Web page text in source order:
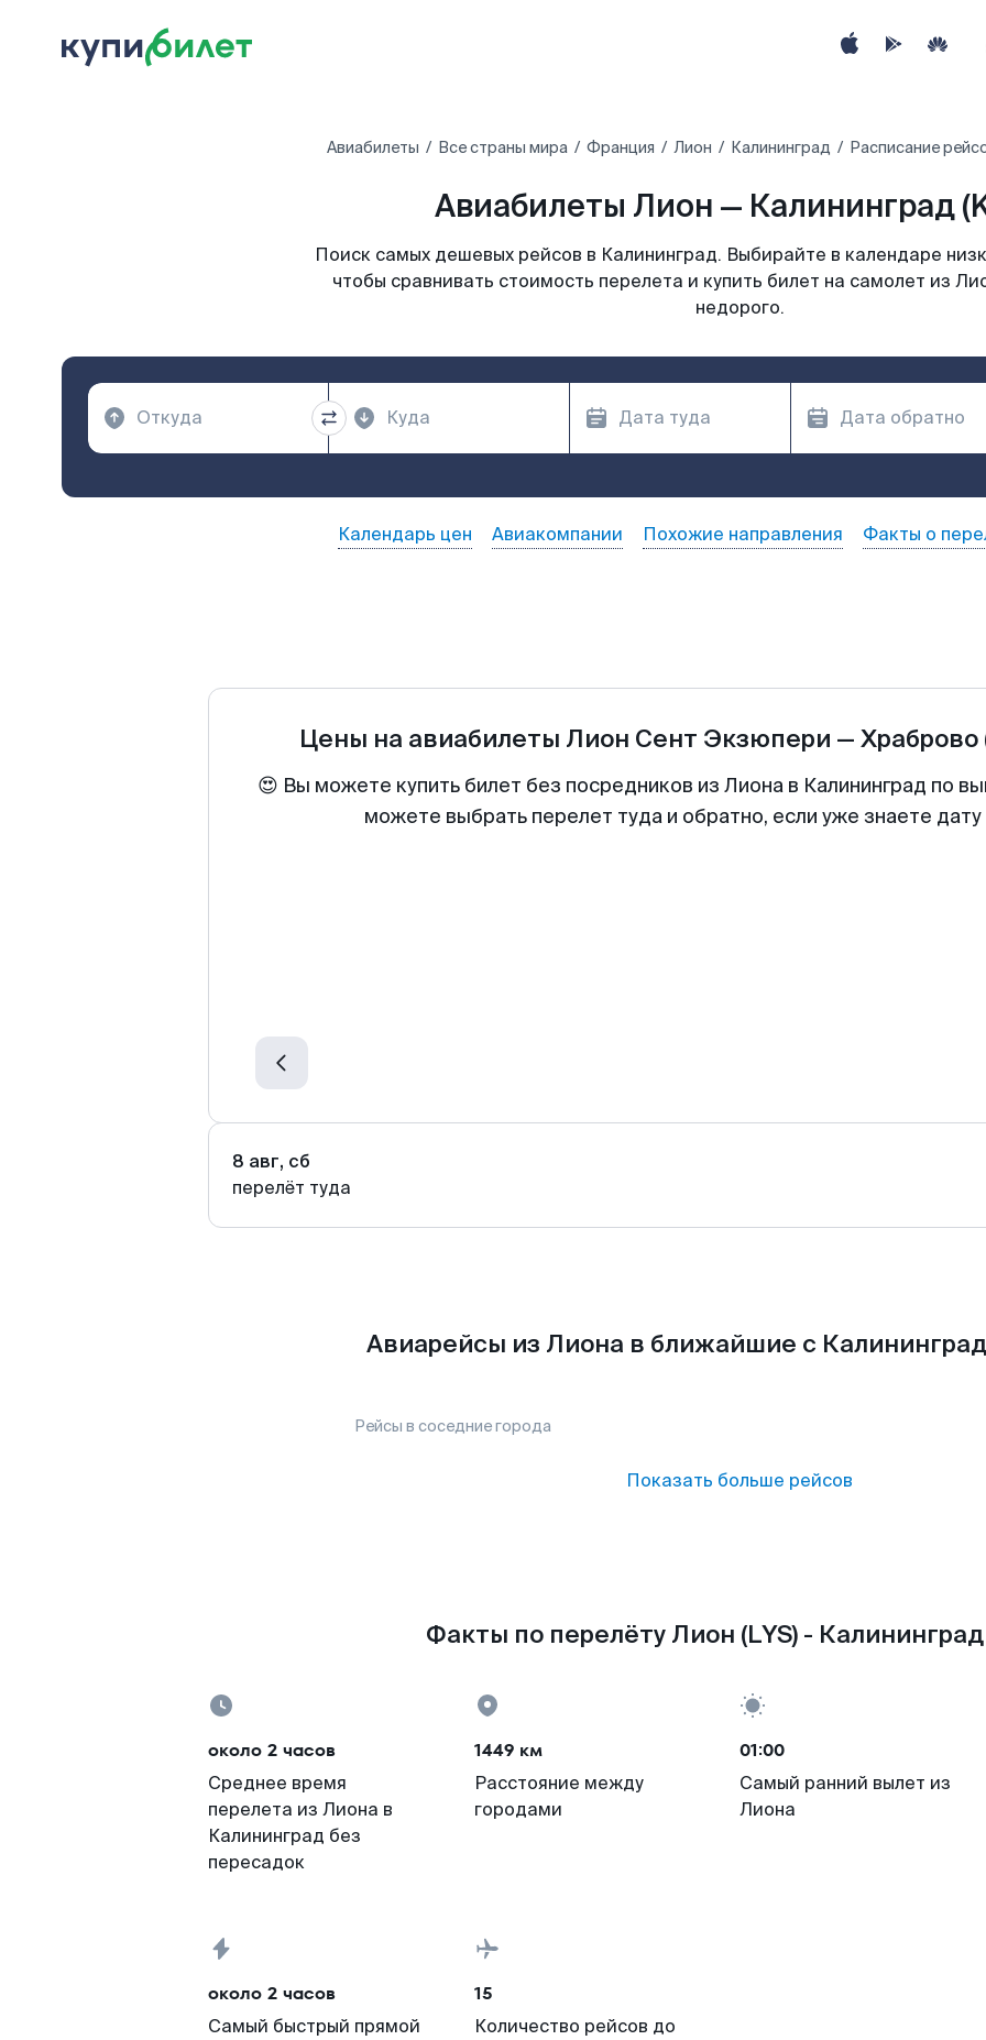
Авиабилеты Все страны мира Франция Лион Калининград Расписание
Авиабилеты Лион — Калининград
Поиск самых дешевых рейсов в Калининград. Выбирайте в календаре
чтобы сравнивать стоимость перелета и купить билет на самолет из
недорого.
Календарь цен Авиакомпании Похожие направления Факты о
Цены на авиабилеты Лион Сент Экзюпери — Храброво
😍 Вы можете купить билет без посредников из Лиона в Калининград по
можете выбрать перелет туда и обратно, если уже знаете
8 авг, сб
перелёт туда
Авиарейсы из Лиона в ближайшие с
Рейсы в соседние города
Показать больше рейсов
Факты по перелёту Лион (LYS) - Калининград
около 2 часов
Среднее время
перелета из Лиона в
Калининград без
пересадок
1449 км
Расстояние между
городами
01:00
Самый ранний вылет из
Лиона
около 2 часов
Самый быстрый прямой
15
Количество рейсов до